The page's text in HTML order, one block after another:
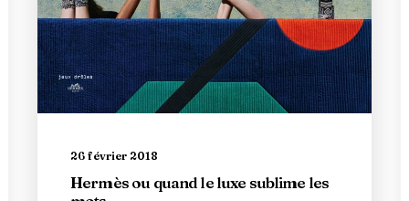
26 février 2018
Hermès ou quand le luxe sublime les